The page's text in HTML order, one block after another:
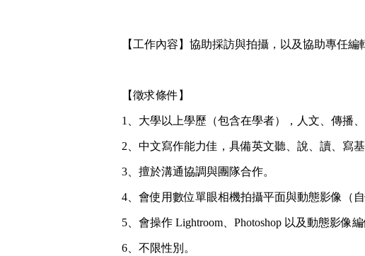
【工作內容】協助採訪與拍攝，以及協助專任編
【徵求條件】
1、大學以上學歷（包含在學者），人文、傳播
2、中文寫作能力佳，具備英文聽、說、讀、寫基
3、擅於溝通協調與團隊合作。
4、會使用數位單眼相機拍攝平面與動態影像（
5、會操作 Lightroom、Photoshop 以及動態影像編
6、不限性別。